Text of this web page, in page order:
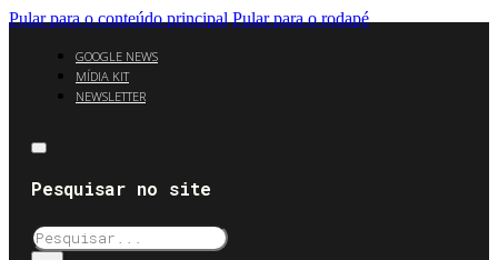
Pular para o conteúdo principal Pular para o rodapé
GOOGLE NEWS
MÍDIA KIT
NEWSLETTER
Pesquisar no site
Pesquisar